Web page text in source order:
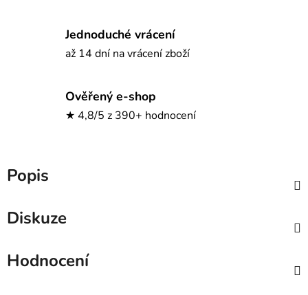
Jednoduché vrácení
až 14 dní na vrácení zboží
Ověřený e-shop
★ 4,8/5 z 390+ hodnocení
Popis
Diskuze
Hodnocení